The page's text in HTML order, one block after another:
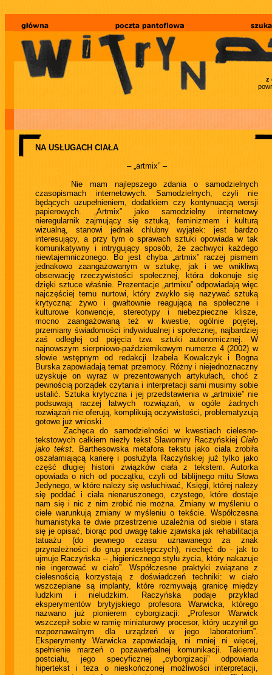
z
NA USŁUGACH CIAŁA
– „artmix” –
Nie mam najlepszego zdania o samodzielnych
czasopismach internetowych. Samodzielnych, czyli nie
będących uzupełnieniem, dodatkiem czy kontynuacją wersji
papierowych. „Artmix” jako samodzielny internetowy
nieregularnik zajmujący się sztuką, feminizmem i kulturą
wizualną, stanowi jednak chlubny wyjątek: jest bardzo
interesujący, a przy tym o sprawach sztuki opowiada w tak
komunikatywny i intrygujący sposób, że zachwyci każdego
niewtajemniczonego. Bo jest chyba „artmix” raczej pismem
jednakowo zaangażowanym w sztukę, jak i we wnikliwą
obserwację rzeczywistości społecznej, która dokonuje się
dzięki sztuce właśnie. Prezentacje „artmixu” odpowiadają więc
najczęściej temu nurtowi, który zwykło się nazywać sztuką
krytyczną: żywo i gwałtownie reagującą na społeczne i
kulturowe konwencje, stereotypy i niebezpieczne klisze,
mocno zaangażowaną też w kwestie, ogólnie pojętej,
przemiany świadomości indywidualnej i społecznej, najbardziej
zaś odległej od pojęcia tzw. sztuki autonomicznej. W
najnowszym sierpniowo-październikowym numerze 4 (2002) w
słowie wstępnym od redakcji Izabela Kowalczyk i Bogna
Burska zapowiadają temat przemocy. Różny i niejednoznaczny
uzyskuje on wyraz w prezentowanych artykułach, choć z
pewnością porządek czytania i interpretacji sami musimy sobie
ustalić. Sztuka krytyczna i jej przedstawienia w „artmixie” nie
podsuwają raczej łatwych rozwiązań, w ogóle żadnych
rozwiązań nie oferują, komplikują oczywistości, problematyzują
gotowe już wnioski.
Zachęca do samodzielności w kwestiach cielesno-
tekstowych całkiem niezły tekst Sławomiry Raczyńskiej Ciało
jako tekst. Barthesowska metafora tekstu jako ciała zrobiła
oszałamiającą karierę i posłużyła Raczyńskiej już tylko jako
część długiej historii związków ciała z tekstem. Autorka
opowiada o nich od początku, czyli od biblijnego mitu Słowa
Jedynego, w które należy się wsłuchiwać, Księgi, której należy
się poddać i ciała nienaruszonego, czystego, które dostaje
nam się i nic z nim zrobić nie można. Zmiany w myśleniu o
ciele warunkują zmiany w myśleniu o tekście. Współczesna
humanistyka te dwie przestrzenie uzależnia od siebie i stara
się je opisać, biorąc pod uwagę takie zjawiska jak rehabilitacja
tatuażu (do pewnego czasu uznawanego za znak
przynależności do grup przestępczych), niechęć do - jak to
ujmuje Raczyńska – „higienicznego stylu życia, który nakazuje
nie ingerować w ciało”. Współczesne praktyki związane z
cielesnością korzystają z doświadczeń techniki: w ciało
wszczepiane są implanty, które rozmywają granicę między
ludzkim i nieludzkim. Raczyńska podaje przykład
eksperymentów brytyjskiego profesora Warwicka, którego
nazwano już pionierem cyborgizacji: „Profesor Warwick
wszczepił sobie w ramię miniaturowy procesor, który uczynił go
rozpoznawalnym dla urządzeń w jego laboratorium”.
Eksperymenty Warwicka zapowiadają, ni mniej ni więcej,
spełnienie marzeń o pozawerbalnej komunikacji. Takiemu
postciału, jego specyficznej „cyborgizacji” odpowiada
hipertekst i teza o nieskończonej możliwości interpretacji,